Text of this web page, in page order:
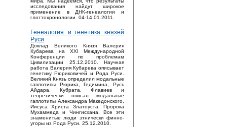
исследования найдут широкое
применение в ДНК-генеалогии и
глоттохронологии. 04-14.01.2011.
Генеалогия и генетика князей
Руси
Доклад Великого Князя Валерия
Кубарева на XXI Международной
Конференции по проблемам
Цивилизации 25.12.2010. Научная
работа Валерия Кубарева описывает
генетику Рюриковичей и Рода Руси.
Великий Князь определил модальные
гаплотипы Рюрика, Гедимина, Русь
Айдара, Кубрата, Флавиев и
теоретически описал модальные
гаплотипы Александра Македонского,
Иисуса Христа Златоуста, Пророка
Мухаммеда и Чингисхана. Все эти
знаменитые люди этнически финно-
угоры из Рода Руси. 25.12.2010.